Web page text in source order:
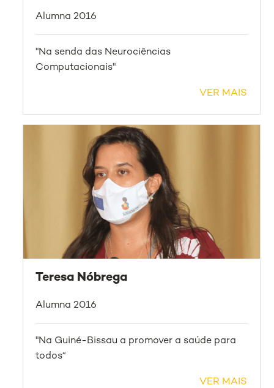
Alumna 2016
"Na senda das Neurociências
Computacionais"
VER MAIS
Teresa Nóbrega
Alumna 2016
"Na Guiné-Bissau a promover a saúde para
todos“
VER MAIS